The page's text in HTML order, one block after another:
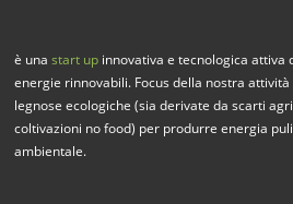
è unastart up innovativa e tecnologica attiva
energie rinnovabili. Focus della nostra
legnose ecologiche (sia derivate da scarti
coltivazioni no food) per produrre energia
ambientale.